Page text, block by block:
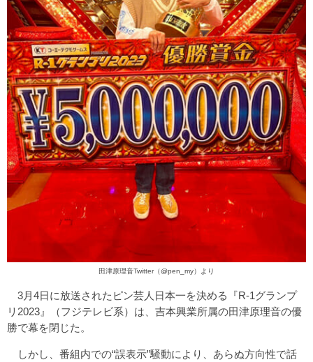
田津原理音Twitter（@pen_my）より
3月4日に放送されたピン芸人日本一を決める『R-1グランプ
リ2023』（フジテレビ系）は、吉本興業所属の田津原理音の優
勝で幕を閉じた。
しかし、番組内での“誤表示”騒動により、あらぬ方向性で話